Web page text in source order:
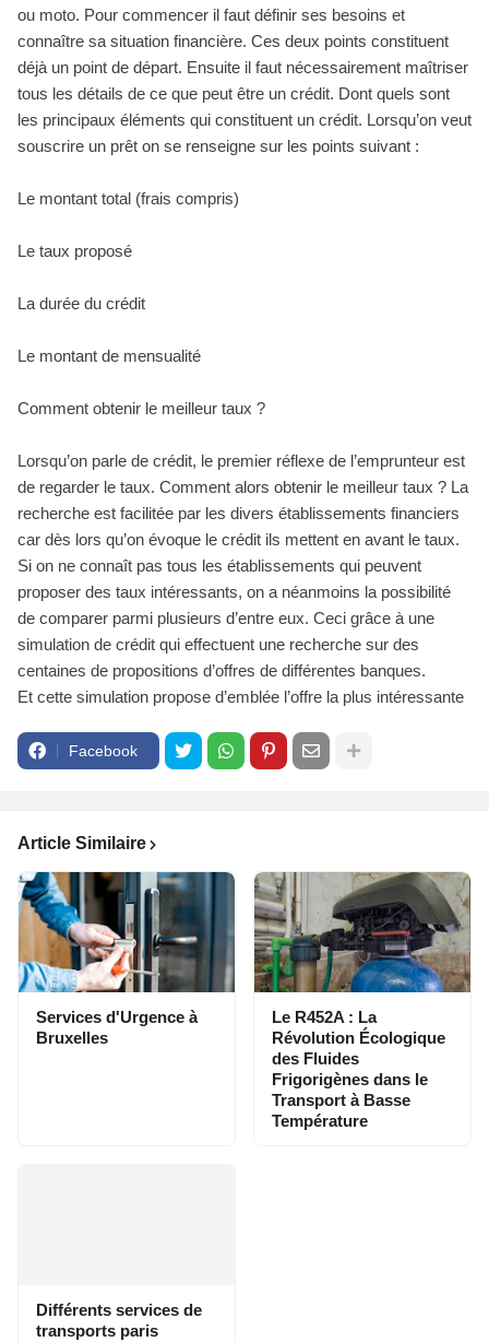
ou moto. Pour commencer il faut définir ses besoins et
connaître sa situation financière. Ces deux points constituent
déjà un point de départ. Ensuite il faut nécessairement maîtriser
tous les détails de ce que peut être un crédit. Dont quels sont
les principaux éléments qui constituent un crédit. Lorsqu’on veut
souscrire un prêt on se renseigne sur les points suivant :
Le montant total (frais compris)
Le taux proposé
La durée du crédit
Le montant de mensualité
Comment obtenir le meilleur taux ?
Lorsqu’on parle de crédit, le premier réflexe de l’emprunteur est
de regarder le taux. Comment alors obtenir le meilleur taux ? La
recherche est facilitée par les divers établissements financiers
car dès lors qu’on évoque le crédit ils mettent en avant le taux.
Si on ne connaît pas tous les établissements qui peuvent
proposer des taux intéressants, on a néanmoins la possibilité
de comparer parmi plusieurs d’entre eux. Ceci grâce à une
simulation de crédit qui effectuent une recherche sur des
centaines de propositions d’offres de différentes banques.
Et cette simulation propose d’emblée l’offre la plus intéressante
Facebook
Article Similaire
Services d'Urgence à
Bruxelles
Le R452A : La
Révolution Écologique
des Fluides
Frigorigènes dans le
Transport à Basse
Température
Différents services de
transports paris